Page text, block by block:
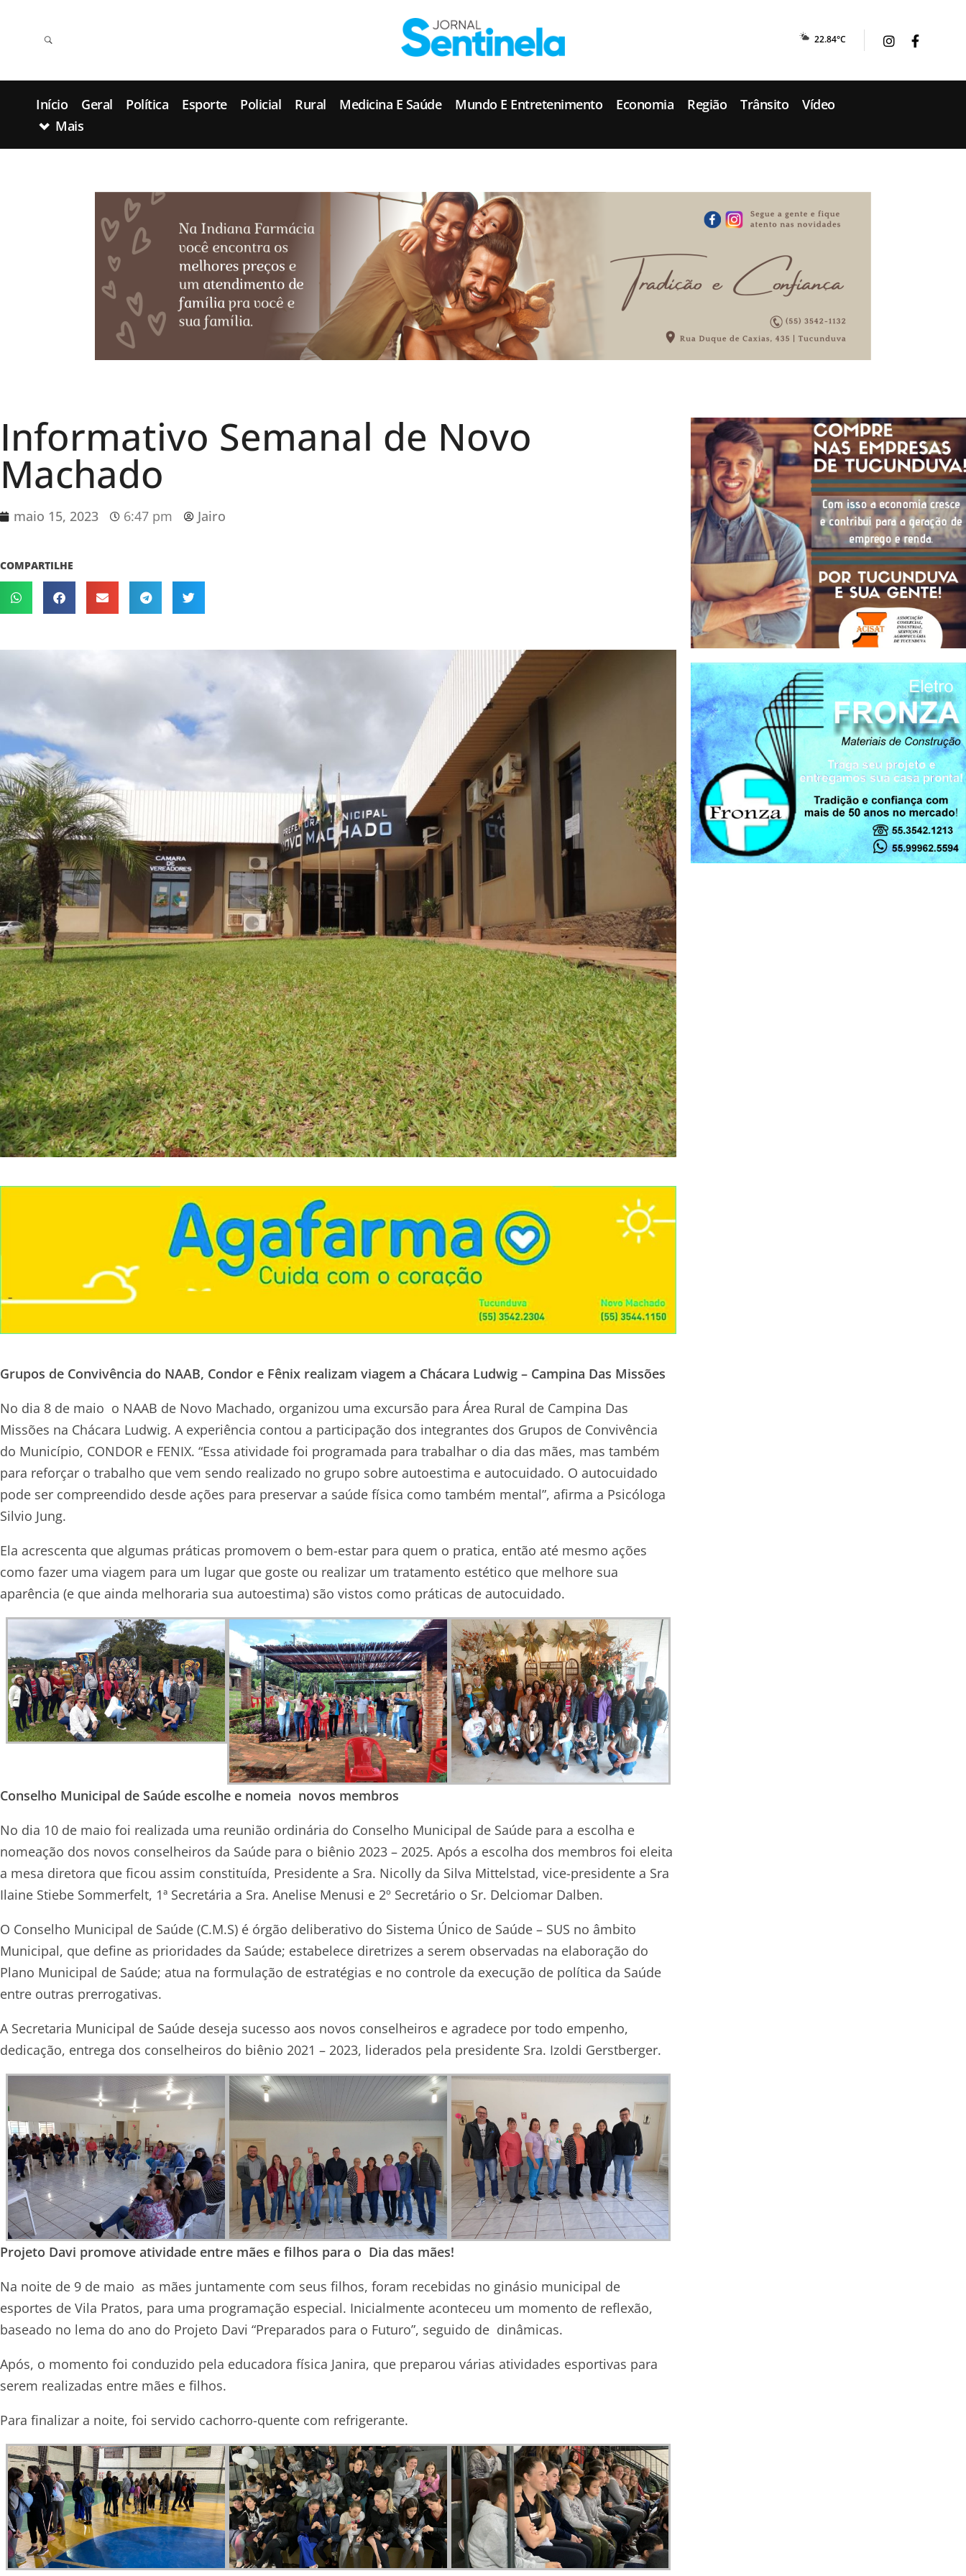
22.84°C
Início Geral Política Esporte Policial Rural Medicina E Saúde Mundo E Entretenimento Economia Região Trânsito
Vídeo
Mais
Informativo Semanal de Novo
Machado
maio 15, 2023 6:47 pm Jairo
COMPARTILHE
Grupos de Convivência do NAAB, Condor e Fênix realizam viagem a Chácara Ludwig – Campina Das Missões
No dia 8 de maio o NAAB de Novo Machado, organizou uma excursão para Área Rural de Campina Das
Missões na Chácara Ludwig. A experiência contou a participação dos integrantes dos Grupos de Convivência
do Município, CONDOR e FENIX. “Essa atividade foi programada para trabalhar o dia das mães, mas também
para reforçar o trabalho que vem sendo realizado no grupo sobre autoestima e autocuidado. O autocuidado
pode ser compreendido desde ações para preservar a saúde física como também mental”, afirma a Psicóloga
Silvio Jung.
Ela acrescenta que algumas práticas promovem o bem-estar para quem o pratica, então até mesmo ações
como fazer uma viagem para um lugar que goste ou realizar um tratamento estético que melhore sua
aparência (e que ainda melhoraria sua autoestima) são vistos como práticas de autocuidado.
Conselho Municipal de Saúde escolhe e nomeia novos membros
No dia 10 de maio foi realizada uma reunião ordinária do Conselho Municipal de Saúde para a escolha e
nomeação dos novos conselheiros da Saúde para o biênio 2023 – 2025. Após a escolha dos membros foi eleita
a mesa diretora que ficou assim constituída, Presidente a Sra. Nicolly da Silva Mittelstad, vice-presidente a Sra
Ilaine Stiebe Sommerfelt, 1ª Secretária a Sra. Anelise Menusi e 2º Secretário o Sr. Delciomar Dalben.
O Conselho Municipal de Saúde (C.M.S) é órgão deliberativo do Sistema Único de Saúde – SUS no âmbito
Municipal, que define as prioridades da Saúde; estabelece diretrizes a serem observadas na elaboração do
Plano Municipal de Saúde; atua na formulação de estratégias e no controle da execução de política da Saúde
entre outras prerrogativas.
A Secretaria Municipal de Saúde deseja sucesso aos novos conselheiros e agradece por todo empenho,
dedicação, entrega dos conselheiros do biênio 2021 – 2023, liderados pela presidente Sra. Izoldi Gerstberger.
Projeto Davi promove atividade entre mães e filhos para o Dia das mães!
Na noite de 9 de maio as mães juntamente com seus filhos, foram recebidas no ginásio municipal de
esportes de Vila Pratos, para uma programação especial. Inicialmente aconteceu um momento de reflexão,
baseado no lema do ano do Projeto Davi “Preparados para o Futuro”, seguido de dinâmicas.
Após, o momento foi conduzido pela educadora física Janira, que preparou várias atividades esportivas para
serem realizadas entre mães e filhos.
Para finalizar a noite, foi servido cachorro-quente com refrigerante.